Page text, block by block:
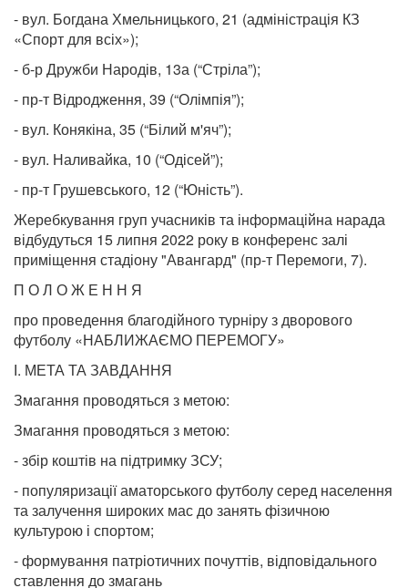
- вул. Богдана Хмельницького, 21 (адміністрація КЗ
«Спорт для всіх»);
- б-р Дружби Народів, 13а (“Стріла”);
- пр-т Відродження, 39 (“Олімпія”);
- вул. Конякіна, 35 (“Білий м'яч”);
- вул. Наливайка, 10 (“Одісей”);
- пр-т Грушевського, 12 (“Юність”).
Жеребкування груп учасників та інформаційна нарада
відбудуться 15 липня 2022 року в конференс залі
приміщення стадіону "Авангард" (пр-т Перемоги, 7).
П О Л О Ж Е Н Н Я
про проведення благодійного турніру з дворового
футболу «НАБЛИЖАЄМО ПЕРЕМОГУ»
І. МЕТА ТА ЗАВДАННЯ
Змагання проводяться з метою:
Змагання проводяться з метою:
- збір коштів на підтримку ЗСУ;
- популяризації аматорського футболу серед населення
та залучення широких мас до занять фізичною
культурою і спортом;
- формування патріотичних почуттів, відповідального
ставлення до змагань